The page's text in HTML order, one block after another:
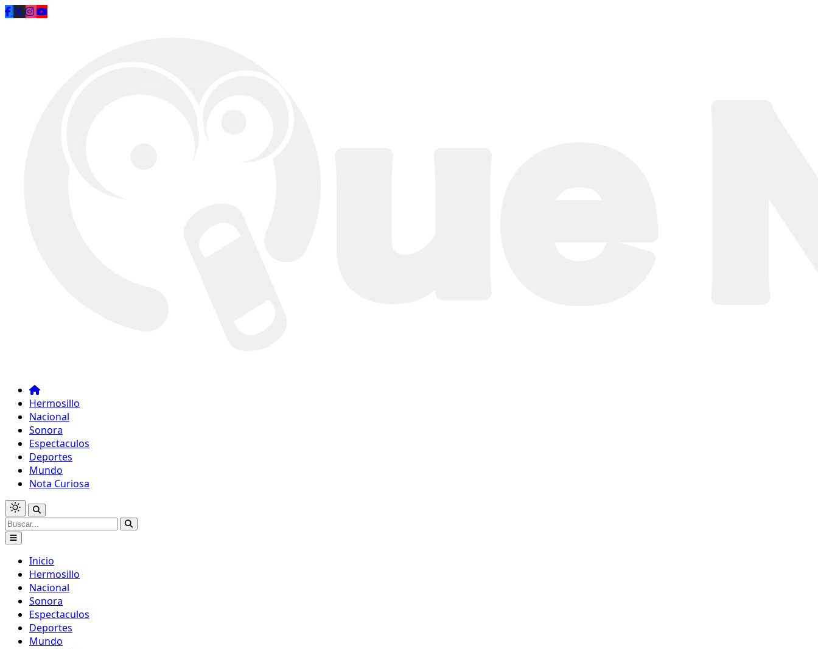
Saltar al contenido
Hermosillo
Nacional
Sonora
Espectaculos
Deportes
Mundo
Nota Curiosa
Inicio
Hermosillo
Nacional
Sonora
Espectaculos
Deportes
Mundo